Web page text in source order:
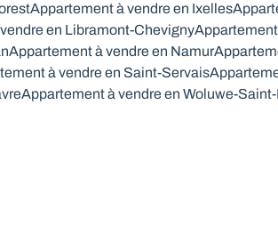
Appartement à vendre en Ixelles
en Libramont-Chevigny
Appartement à vendre en Namur
à vendre en Saint-Servais
Appartement à vendre en Woluwe-